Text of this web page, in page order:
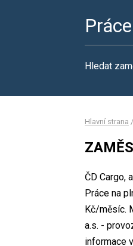
Hledat
Hlavní strana /
ČD Cargo,
Práce na
Kč/měsíc.
a.s. -
informace